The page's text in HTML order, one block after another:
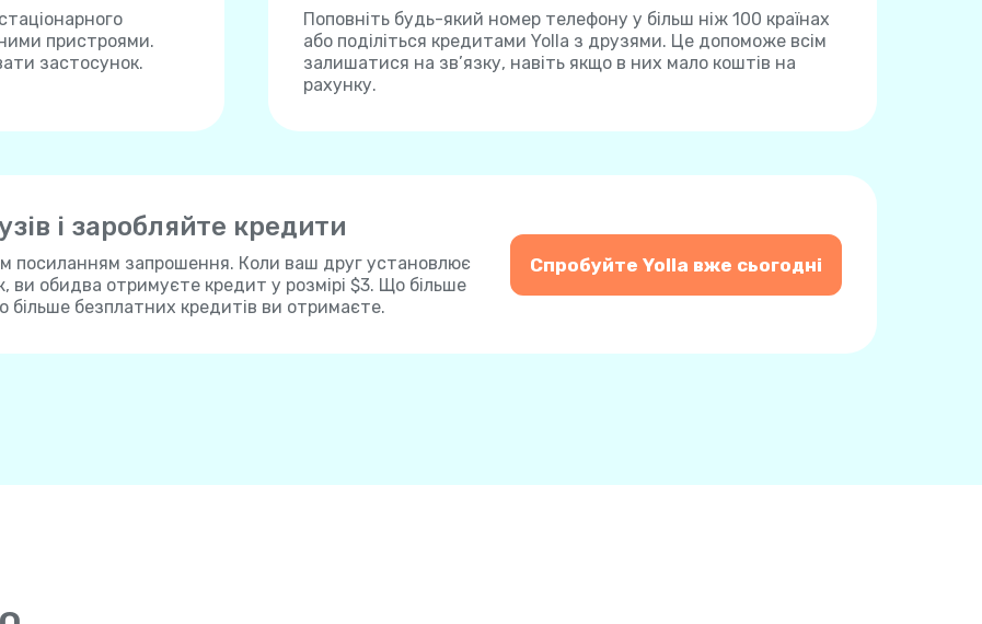
пристроями.
застосунок.
Поповніть будь-який номер телефону у більш ніж 100 країнах
або поділіться кредитами Yolla з друзями. Це допоможе всім
залишатися на зв’язку, навіть якщо в них мало коштів на
рахунку.
і заробляйте кредити
посиланням запрошення. Коли ваш друг установлює
ви обидва отримуєте кредит у розмірі $3. Що більше
більше безплатних кредитів ви отримаєте.
Спробуйте Yolla вже сьогодні